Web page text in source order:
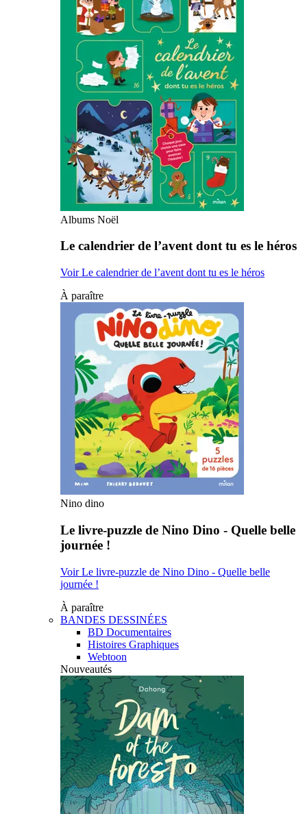
Albums Noël
Le calendrier de l’avent dont tu es le héros
Voir Le calendrier de l’avent dont tu es le héros
À paraître
Nino dino
Le livre-puzzle de Nino Dino - Quelle belle
journée !
Voir Le livre-puzzle de Nino Dino - Quelle belle
journée !
À paraître
BANDES DESSINÉES
BD Documentaires
Histoires Graphiques
Webtoon
Nouveautés